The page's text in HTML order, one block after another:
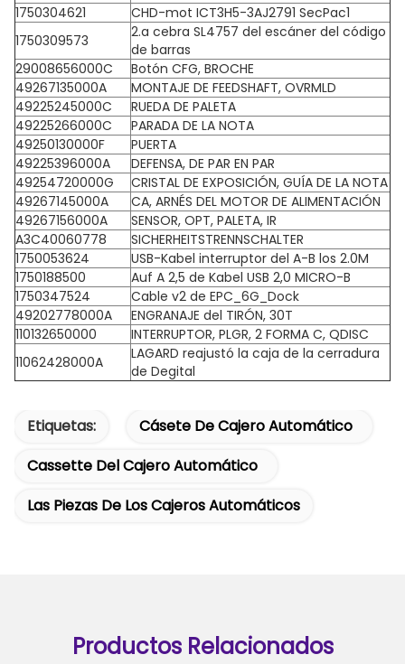
1750304621
CHD-mot ICT3H5-3AJ2791 SecPac1
1750309573
2.a cebra SL4757 del escáner del código
de barras
29008656000C
Botón CFG, BROCHE
49267135000A
MONTAJE DE FEEDSHAFT, OVRMLD
49225245000C
RUEDA DE PALETA
49225266000C
PARADA DE LA NOTA
49250130000F
PUERTA
49225396000A
DEFENSA, DE PAR EN PAR
49254720000G
CRISTAL DE EXPOSICIÓN, GUÍA DE LA NOTA
49267145000A
CA, ARNÉS DEL MOTOR DE ALIMENTACIÓN
49267156000A
SENSOR, OPT, PALETA, IR
A3C40060778
SICHERHEITSTRENNSCHALTER
1750053624
USB-Kabel interruptor del A-B los 2.0M
1750188500
Auf A 2,5 de Kabel USB 2,0 MICRO-B
1750347524
Cable v2 de EPC_6G_Dock
49202778000A
ENGRANAJE del TIRÓN, 30T
110132650000
INTERRUPTOR, PLGR, 2 FORMA C, QDISC
11062428000A
LAGARD reajustó la caja de la cerradura
de Degital
Etiquetas:
Cásete De Cajero Automático
Cassette Del Cajero Automático
Las Piezas De Los Cajeros Automáticos
Productos Relacionados